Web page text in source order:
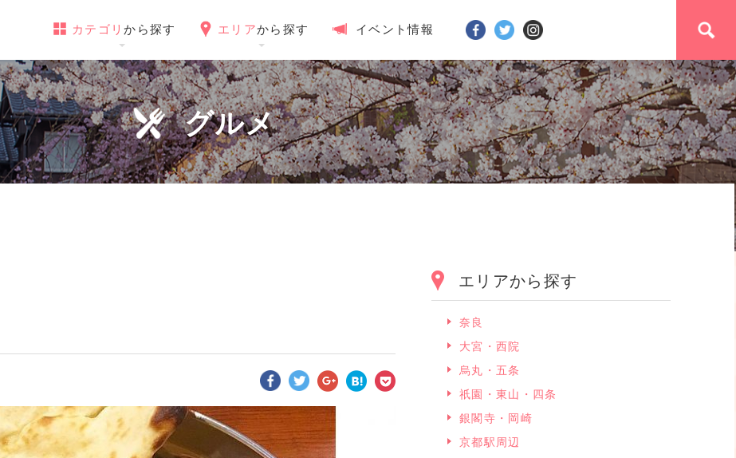
カテゴリから探す エリアから探す イベント情報
グルメ
エリアから探す
奈良
大宮・西院
烏丸・五条
祇園・東山・四条
銀閣寺・岡崎
京都駅周辺